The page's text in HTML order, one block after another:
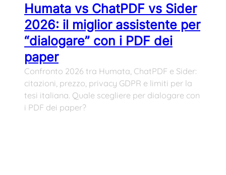
Humata vs ChatPDF vs Sider
2026: il miglior assistente per
“dialogare” con i PDF dei
paper
Confronto 2026 tra Humata, ChatPDF e Sider:
citazioni, prezzo, privacy GDPR e limiti per la
tesi italiana. Quale scegliere per dialogare con
i PDF dei paper?